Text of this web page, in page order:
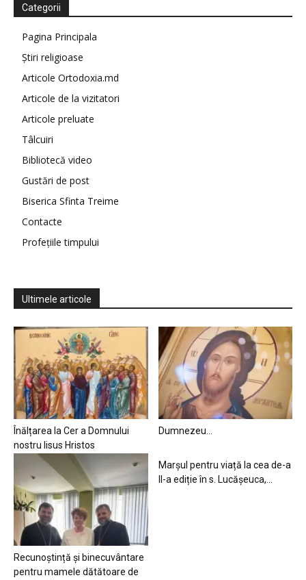
Categorii
Pagina Principala
Știri religioase
Articole Ortodoxia.md
Articole de la vizitatori
Articole preluate
Tâlcuiri
Bibliotecă video
Gustări de post
Biserica Sfinta Treime
Contacte
Profețiile timpului
Ultimele articole
Înălțarea la Cer a Domnului
nostru Iisus Hristos
Dumnezeu…
Recunoștință și binecuvântare
pentru mamele dătătoare de
Marșul pentru viață la cea de-a
II-a ediție în s. Lucășeuca,...